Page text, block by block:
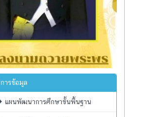
ารข้อมูล
แผนพัฒนาการศึกษาขั้นพื้นฐาน